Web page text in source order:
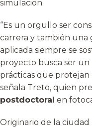
simulación.
“Es un orgullo ser
carrera y también una
aplicada siempre se
proyecto busca ser
prácticas que protejan
señala Treto, quien
postdoctoral en
Originario de la ciudad